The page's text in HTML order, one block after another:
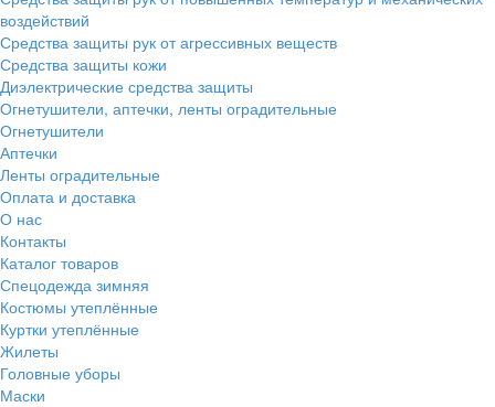
воздействий
Средства защиты рук от агрессивных веществ
Средства защиты кожи
Диэлектрические средства защиты
Огнетушители, аптечки, ленты оградительные
Огнетушители
Аптечки
Ленты оградительные
Оплата и доставка
О нас
Контакты
Каталог товаров
Спецодежда зимняя
Костюмы утеплённые
Куртки утеплённые
Жилеты
Головные уборы
Маски